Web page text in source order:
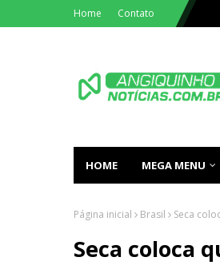
Home Contato
HOME MEGA MENU
Página inicial Brasil Seca
Seca coloca